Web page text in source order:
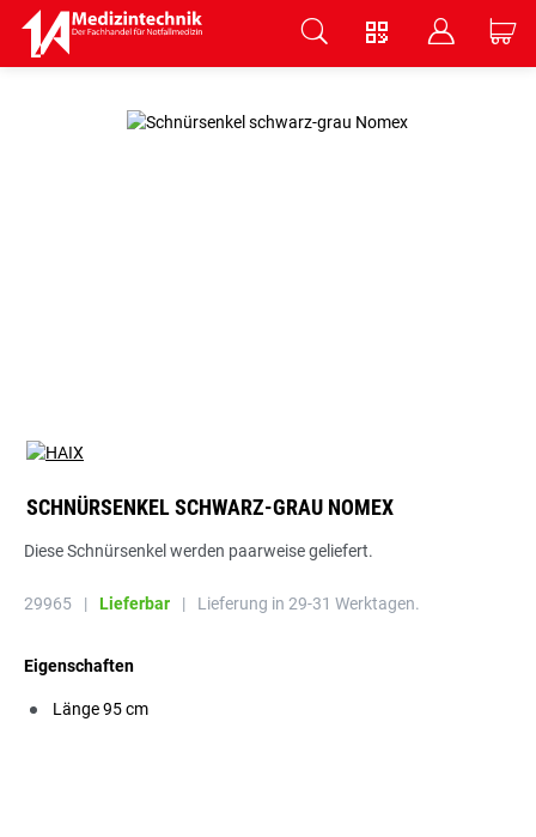
V B C
SCHNÜRSENKEL SCHWARZ-GRAU NOMEX
Diese Schnürsenkel werden paarweise geliefert.
29965 | Lieferbar | Lieferung in 29-31 Werktagen.
Eigenschaften
Länge 95 cm